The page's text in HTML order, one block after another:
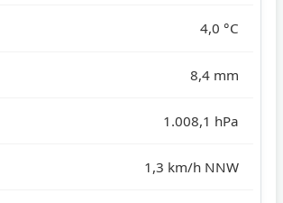
4,0 °C
8,4 mm
1.008,1 hPa
1,3 km/h NNW